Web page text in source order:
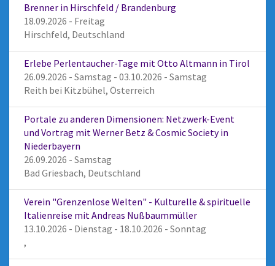
Brenner in Hirschfeld / Brandenburg
18.09.2026 - Freitag
Hirschfeld, Deutschland
Erlebe Perlentaucher-Tage mit Otto Altmann in Tirol
26.09.2026 - Samstag - 03.10.2026 - Samstag
Reith bei Kitzbühel, Österreich
Portale zu anderen Dimensionen: Netzwerk-Event
und Vortrag mit Werner Betz & Cosmic Society in
Niederbayern
26.09.2026 - Samstag
Bad Griesbach, Deutschland
Verein "Grenzenlose Welten" - Kulturelle & spirituelle
Italienreise mit Andreas Nußbaummüller
13.10.2026 - Dienstag - 18.10.2026 - Sonntag
,